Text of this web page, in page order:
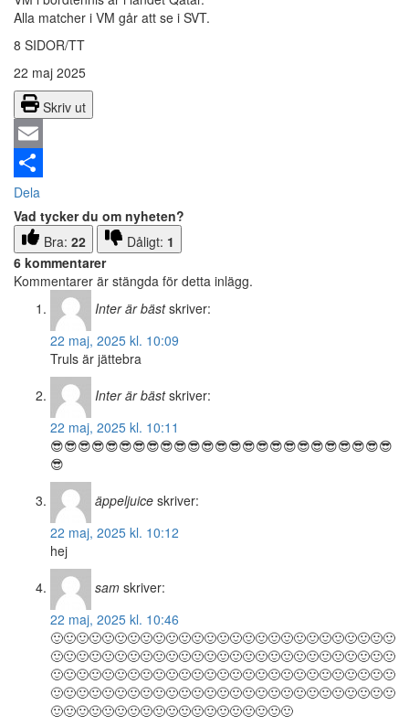
Alla matcher i VM går att se i SVT.
8 SIDOR/TT
22 maj 2025
Skriv ut
Email
Dela
Vad tycker du om nyheten?
Bra: 22 Dåligt: 1
6 kommentarer
Kommentarer är stängda för detta inlägg.
Inter är bäst skriver:
22 maj, 2025 kl. 10:09
Truls är jättebra
Inter är bäst skriver:
22 maj, 2025 kl. 10:11
😎😎😎😎😎😎😎😎😎😎😎😎😎😎😎😎😎😎😎😎😎😎😎😎😎
😎
äppeljuice skriver:
22 maj, 2025 kl. 10:12
hej
sam skriver:
22 maj, 2025 kl. 10:46
🙂🙂🙂🙂🙂🙂🙂🙂🙂🙂🙂🙂🙂🙂🙂🙂🙂🙂🙂🙂🙂🙂🙂🙂🙂🙂🙂
🙂🙂🙂🙂🙂🙂🙂🙂🙂🙂🙂🙂🙂🙂🙂🙂🙂🙂🙂🙂🙂🙂🙂🙂🙂🙂🙂
🙂🙂🙂🙂🙂🙂🙂🙂🙂🙂🙂🙂🙂🙂🙂🙂🙂🙂🙂🙂🙂🙂🙂🙂🙂🙂🙂
🙂🙂🙂🙂🙂🙂🙂🙂🙂🙂🙂🙂🙂🙂🙂🙂🙂🙂🙂🙂🙂🙂🙂🙂🙂🙂🙂
🙂🙂🙂🙂🙂🙂🙂🙂🙂🙂🙂🙂🙂🙂🙂🙂🙂🙂🙂